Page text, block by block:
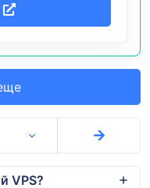
VPS?